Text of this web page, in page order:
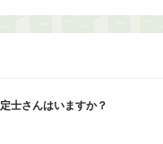
士さんはいますか？